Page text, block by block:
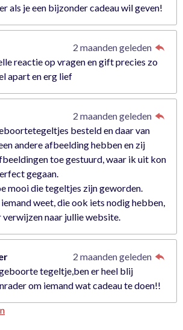
als je een bijzonder cadeau wil geven!
2 maanden geleden
reactie op vragen en gift precies zo
apart en erg lief
2 maanden geleden
besteld en daar van
andere afbeelding hebben en zij
toe gestuurd, waar ik uit kon
gegaan.
mooi die tegeltjes zijn geworden.
weet, die ook iets nodig hebben,
verwijzen naar jullie website.
2 maanden geleden
tegeltje,ben er heel blij
om iemand wat cadeau te doen!!